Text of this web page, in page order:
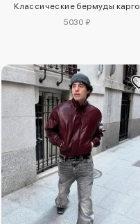
Классические бермуды карго
5030 ₽